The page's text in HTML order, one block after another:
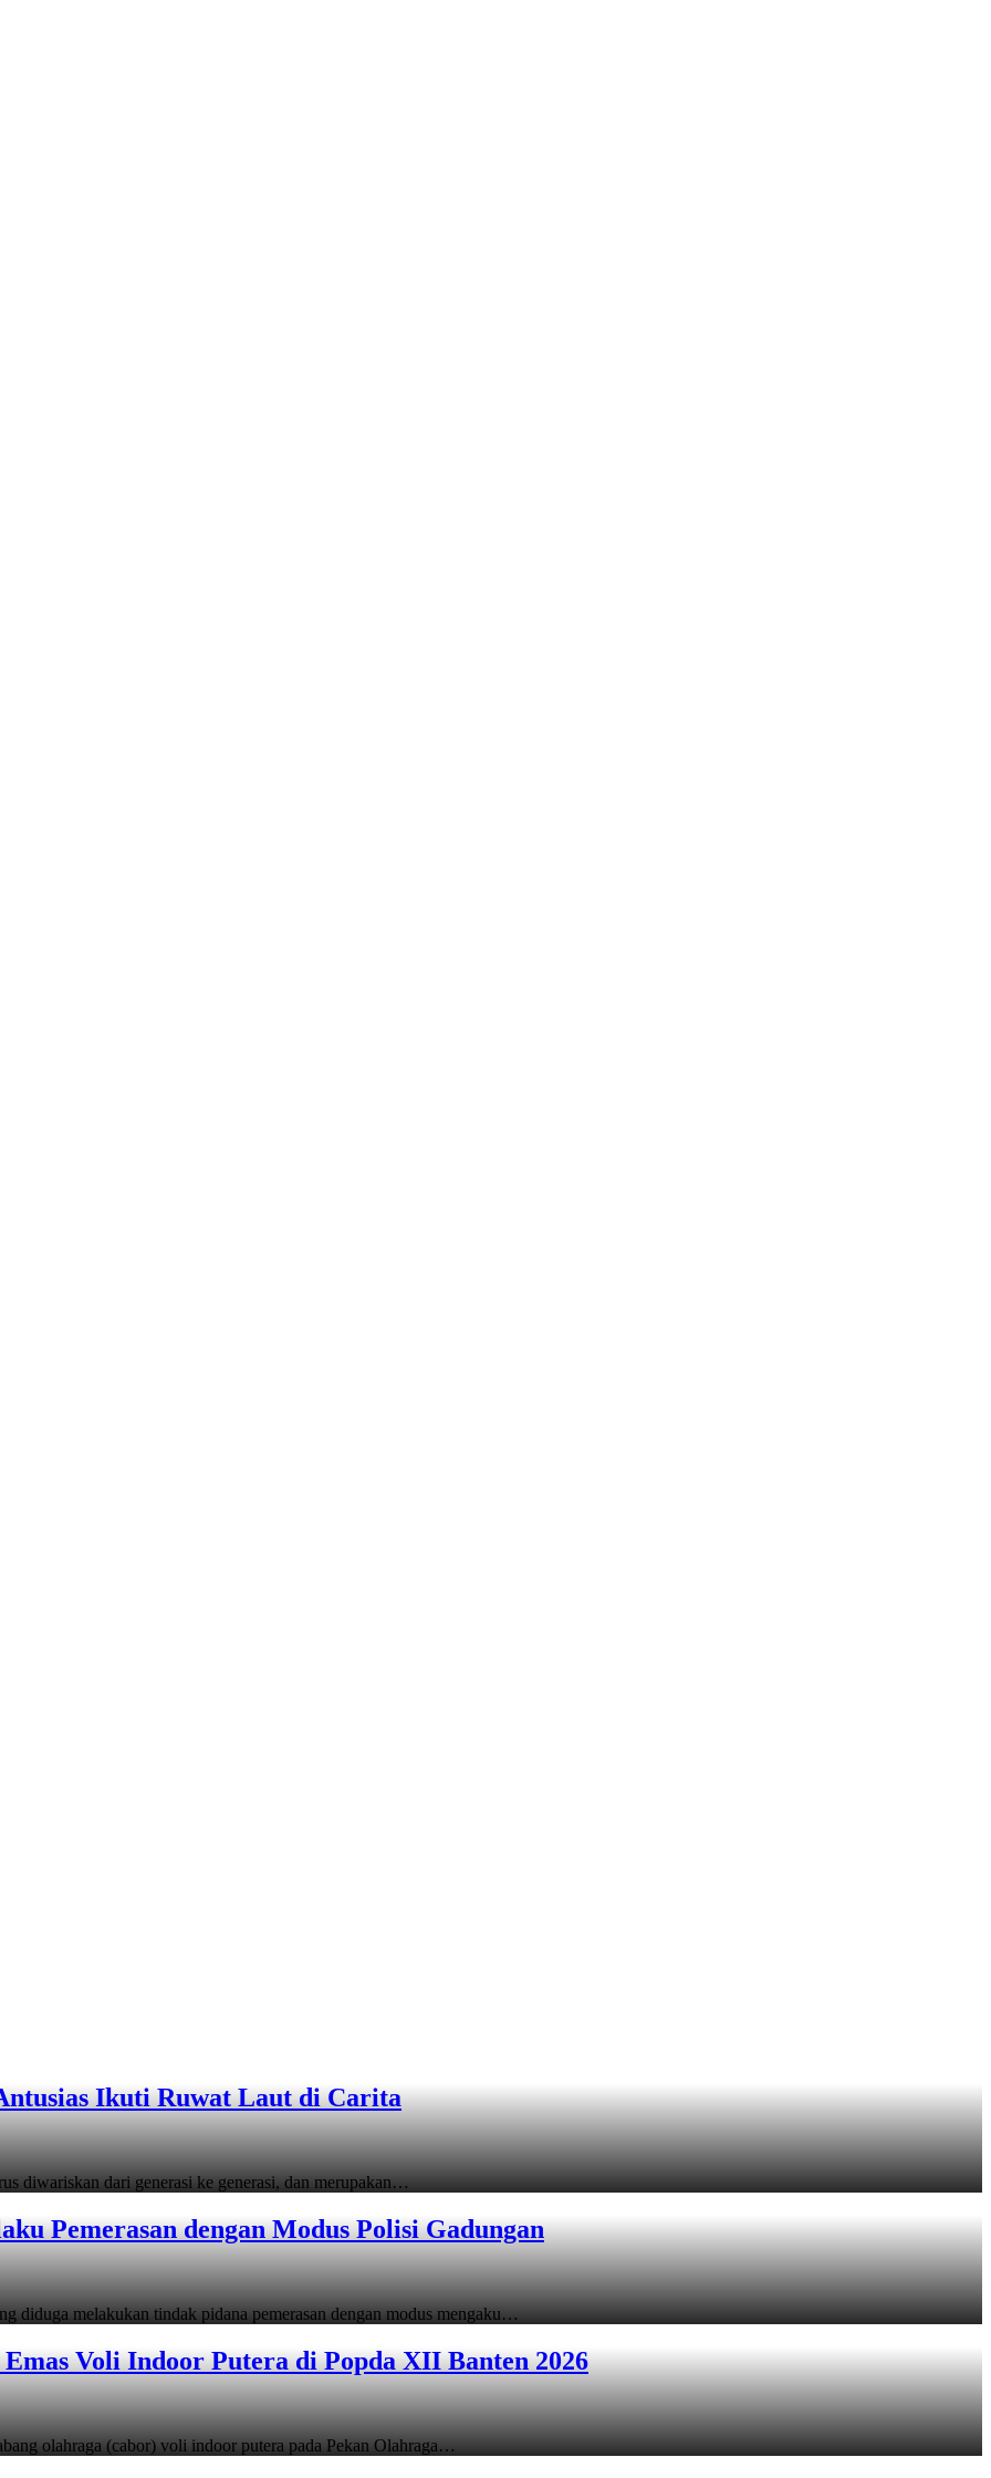
Ikuti Ruwat Laut di Carita
diwariskan dari generasi ke generasi, dan merupakan…
Pemerasan dengan Modus Polisi Gadungan
diduga melakukan tindak pidana pemerasan dengan modus mengaku…
Voli Indoor Putera di Popda XII Banten 2026
olahraga (cabor) voli indoor putera pada Pekan Olahraga…